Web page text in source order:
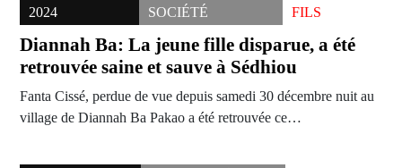
2024
SOCIÉTÉ
FILS
Diannah Ba: La jeune fille disparue, a été
retrouvée saine et sauve à Sédhiou
Fanta Cissé, perdue de vue depuis samedi 30 décembre nuit au
village de Diannah Ba Pakao a été retrouvée ce…